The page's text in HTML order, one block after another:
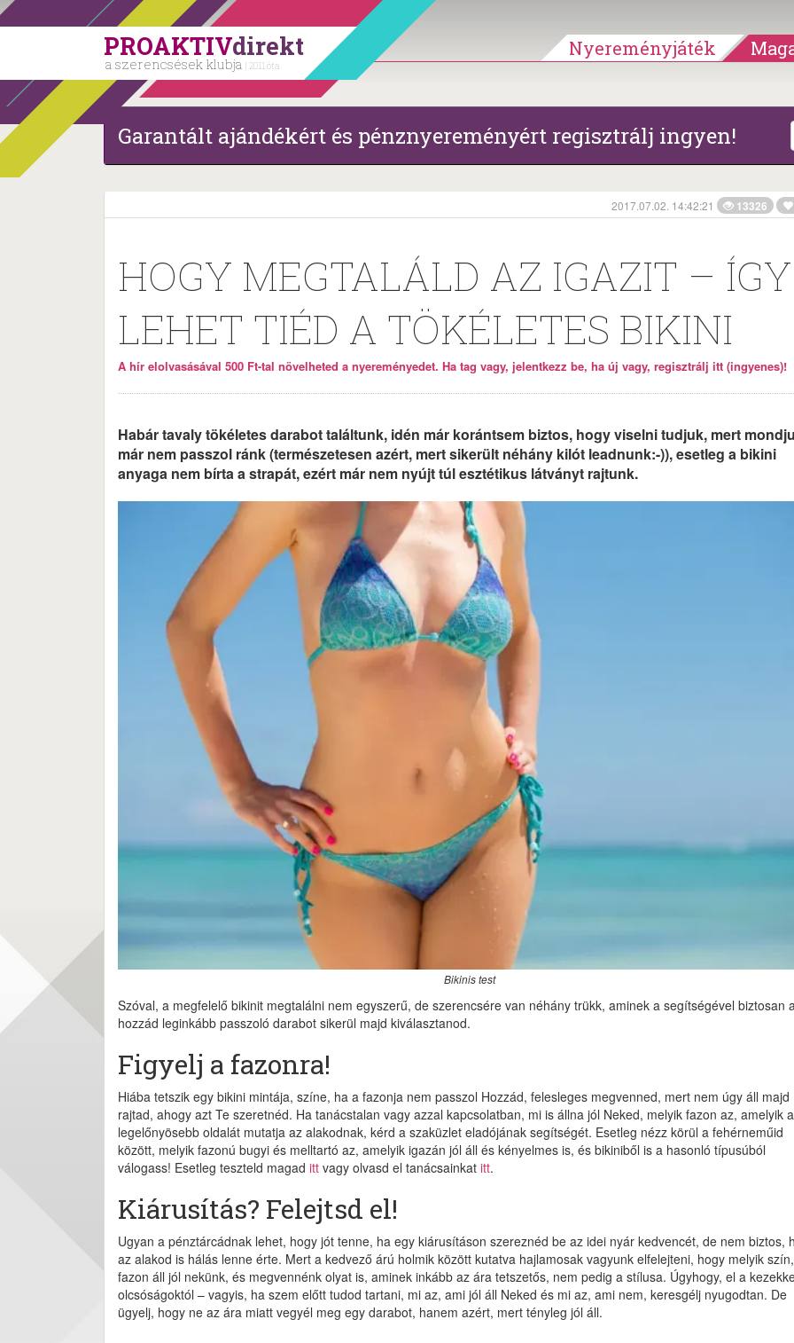
PROAKTIVdirekt
a szerencsések klubja | 2011 óta
Nyereményjáték
Garantált ajándékért és pénznyereményért regisztrálj ingyen!
2017.07.02. 14:42:21 13326
HOGY MEGTALÁLD AZ IGAZIT – ÍGY
LEHET TIÉD A TÖKÉLETES BIKINI
A hír elolvasásával 500 Ft-tal növelheted a nyereményedet. Ha tag vagy, jelentkezz be, ha új vagy, regisztrálj itt (ingyenes)!
Habár tavaly tökéletes darabot találtunk, idén már korántsem biztos, hogy viselni tudjuk, mert
már nem passzol ránk (természetesen azért, mert sikerült néhány kilót leadnunk:-)), esetleg a bikini
anyaga nem bírta a strapát, ezért már nem nyújt túl esztétikus látványt rajtunk.
Bikinis test
Szóval, a megfelelő bikinit megtalálni nem egyszerű, de szerencsére van néhány trükk, aminek a segítségével biztosan
hozzád leginkább passzoló darabot sikerül majd kiválasztanod.
Figyelj a fazonra!
Hiába tetszik egy bikini mintája, színe, ha a fazonja nem passzol Hozzád, felesleges megvenned, mert nem úgy áll majd
rajtad, ahogy azt Te szeretnéd. Ha tanácstalan vagy azzal kapcsolatban, mi is állna jól Neked, melyik fazon az, amelyik a
legelőnyösebb oldalát mutatja az alakodnak, kérd a szaküzlet eladójának segítségét. Esetleg nézz körül a fehérneműid
között, melyik fazonú bugyi és melltartó az, amelyik igazán jól áll és kényelmes is, és bikiniből is a hasonló típusúból
válogass! Esetleg teszteld magad itt vagy olvasd el tanácsainkat itt.
Kiárusítás? Felejtsd el!
Ugyan a pénztárcádnak lehet, hogy jót tenne, ha egy kiárusításon szereznéd be az idei nyár kedvencét, de nem biztos,
az alakod is hálás lenne érte. Mert a kedvező árú holmik között kutatva hajlamosak vagyunk elfelejteni, hogy melyik szín,
fazon áll jól nekünk, és megvennénk olyat is, aminek inkább az ára tetszetős, nem pedig a stílusa. Úgyhogy, el a
olcsóságoktól – vagyis, ha szem előtt tudod tartani, mi az, ami jól áll Neked és mi az, ami nem, keresgélj nyugodtan. De
ügyelj, hogy ne az ára miatt vegyél meg egy darabot, hanem azért, mert tényleg jól áll.